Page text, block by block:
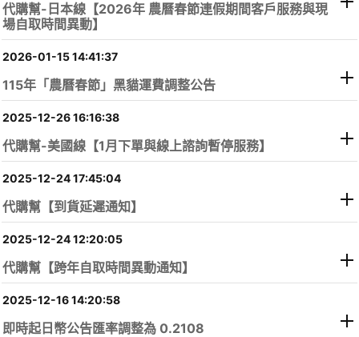
代購幫-日本線【2026年 農曆春節連假期間客戶服務與現
場自取時間異動】
2026-01-15 14:41:37
115年「農曆春節」黑貓運費調整公告
2025-12-26 16:16:38
代購幫-美國線【1月下單與線上諮詢暫停服務】
2025-12-24 17:45:04
代購幫【到貨延遲通知】
2025-12-24 12:20:05
代購幫【跨年自取時間異動通知】
2025-12-16 14:20:58
即時起日幣公告匯率調整為 0.2108